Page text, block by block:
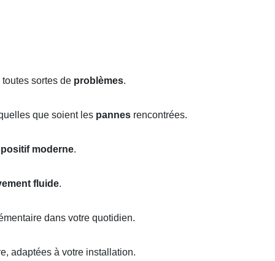
sortes de problèmes.
que soient les pannes rencontrées.
moderne.
fluide.
dans votre quotidien.
adaptées à votre installation.